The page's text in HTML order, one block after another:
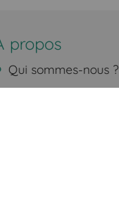
propos
Qui sommes-nous ?